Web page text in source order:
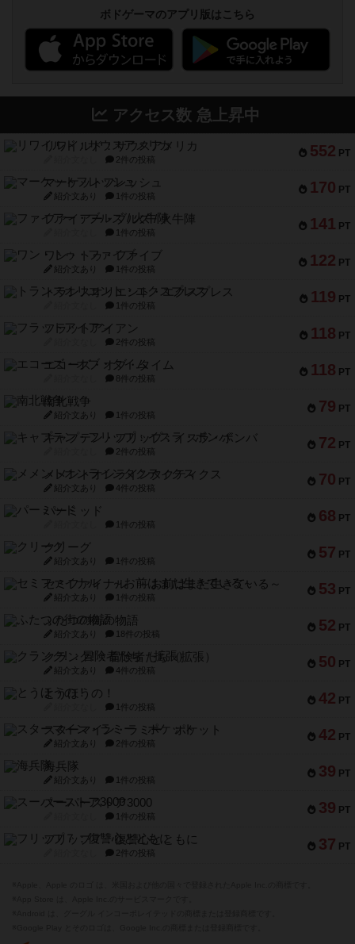
ボドゲーマのアプリ版はこちら
アクセス数 急上昇中
552 PT
リワイルド：サウスアメリカ
2件の投稿
170 PT
マーケットフレッシュ
紹介文あり 1件の投稿
141 PT
ファイアー・ブルズ / 火牛陣
1件の投稿
122 PT
ワン・トゥ・ファイブ
紹介文あり 1件の投稿
119 PT
トランスオリエント・エクスプレス
1件の投稿
118 PT
フラットアイアン
2件の投稿
118 PT
エコーズ・オブ・タイム
8件の投稿
79 PT
南北戦争
紹介文あり 1件の投稿
72 PT
キャプテン・フリップ：イスラ・ボンバ
2件の投稿
70 PT
メメントオンラインタクティクス
紹介文あり 4件の投稿
68 PT
パーミッド
1件の投稿
57 PT
クリーグ
紹介文あり 1件の投稿
53 PT
セミファイナル ～お前はまだ生きている～
紹介文あり 1件の投稿
52 PT
ふたつの街の物語
紹介文あり 18件の投稿
50 PT
クランク! ：冒険者たち（拡張）
紹介文あり 4件の投稿
42 PT
とうほうの！
1件の投稿
42 PT
スターマイン・ラミー ポケット
紹介文あり 2件の投稿
39 PT
海兵隊
紹介文あり 1件の投稿
39 PT
スーパーストア3000
1件の投稿
37 PT
フリップ７：復讐心とともに
2件の投稿